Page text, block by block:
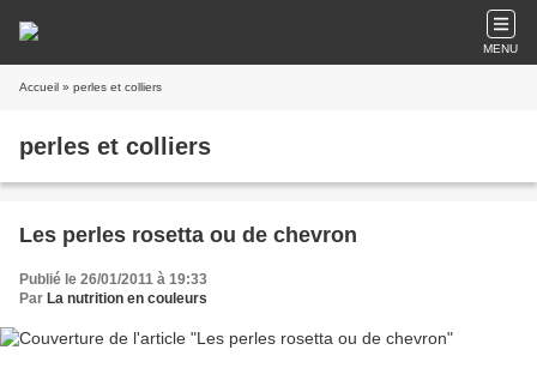
MENU
Accueil » perles et colliers
perles et colliers
Les perles rosetta ou de chevron
Publié le 26/01/2011 à 19:33
Par La nutrition en couleurs